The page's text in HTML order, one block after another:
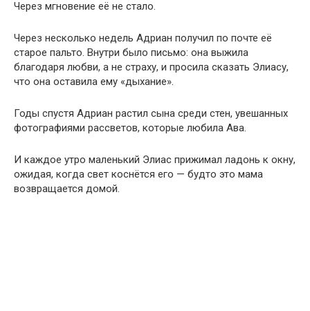
Через мгновение её не стало.
Через несколько недель Адриан получил по почте её
старое пальто. Внутри было письмо: она выжила
благодаря любви, а не страху, и просила сказать Элиасу,
что она оставила ему «дыхание».
Годы спустя Адриан растил сына среди стен, увешанных
фотографиями рассветов, которые любила Ава.
И каждое утро маленький Элиас прижимал ладонь к окну,
ожидая, когда свет коснётся его — будто это мама
возвращается домой.